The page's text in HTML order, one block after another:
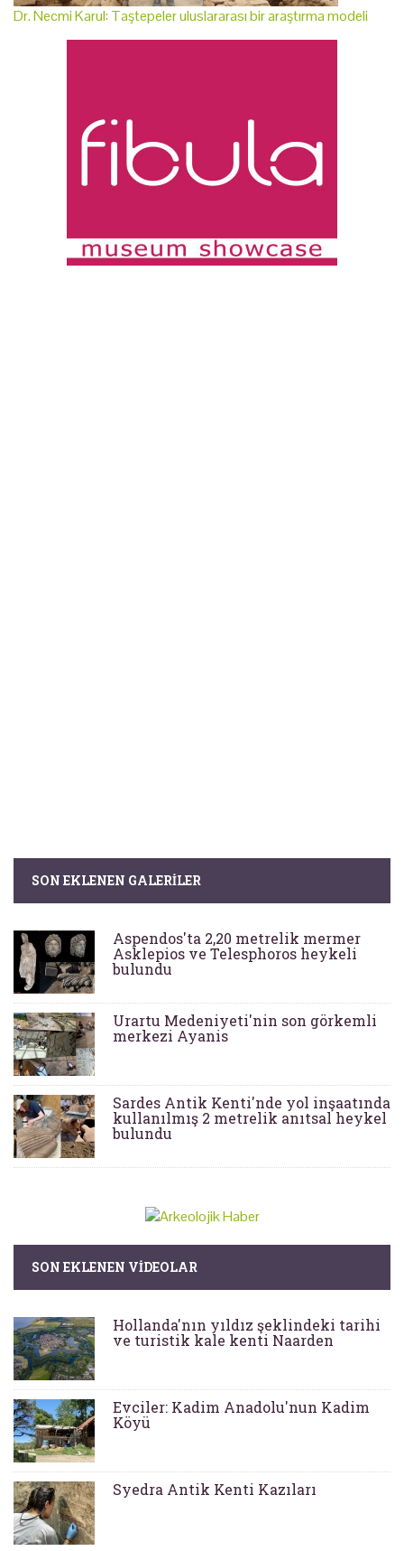
Dr. Necmi Karul: Taştepeler uluslararası bir araştırma modeli
SON EKLENEN GALERILER
Aspendos'ta 2,20 metrelik mermer
Asklepios ve Telesphoros heykeli
bulundu
Urartu Medeniyeti'nin son görkemli
merkezi Ayanis
Sardes Antik Kenti'nde yol inşaatında
kullanılmış 2 metrelik anıtsal heykel
bulundu
SON EKLENEN VIDEOLAR
Hollanda'nın yıldız şeklindeki tarihi
ve turistik kale kenti Naarden
Evciler: Kadim Anadolu'nun Kadim
Köyü
Syedra Antik Kenti Kazıları